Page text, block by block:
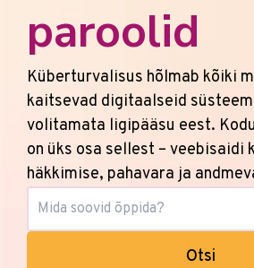
paroolid
Küberturvalisus hõlmab kõiki
kaitsevad digitaalseid
volitamata ligipääsu eest.
on üks osa sellest – veebisaidi
häkkimise, pahavara ja
Otsi